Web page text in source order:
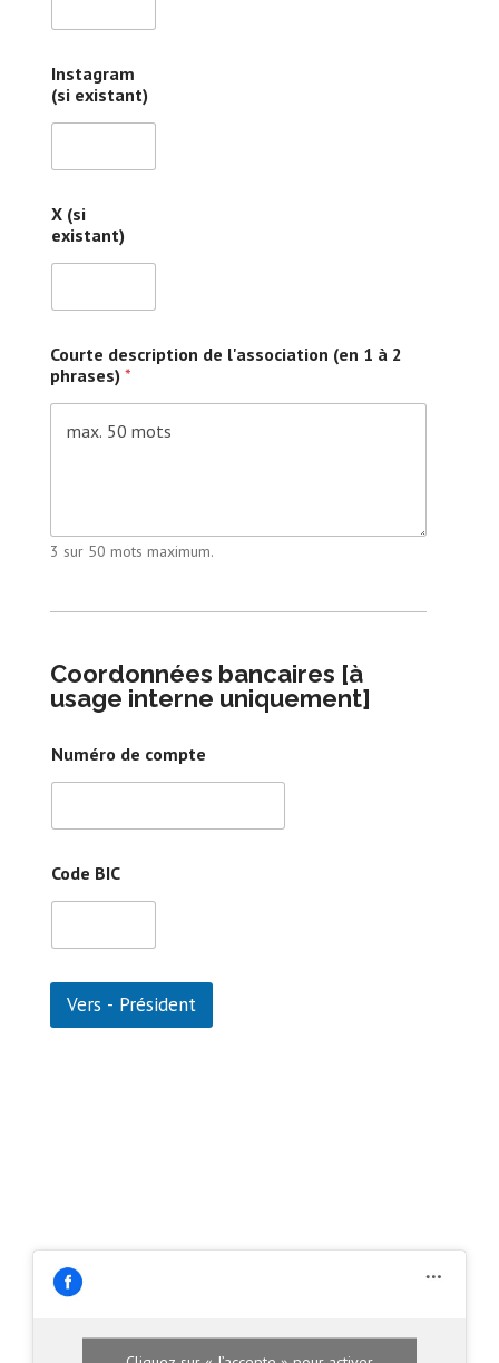
Instagram
(si existant)
X (si
existant)
Courte description de l'association (en 1 à 2
phrases) *
3 sur 50 mots maximum.
Coordonnées bancaires [à
usage interne uniquement]
Numéro de compte
Code BIC
Vers - Président